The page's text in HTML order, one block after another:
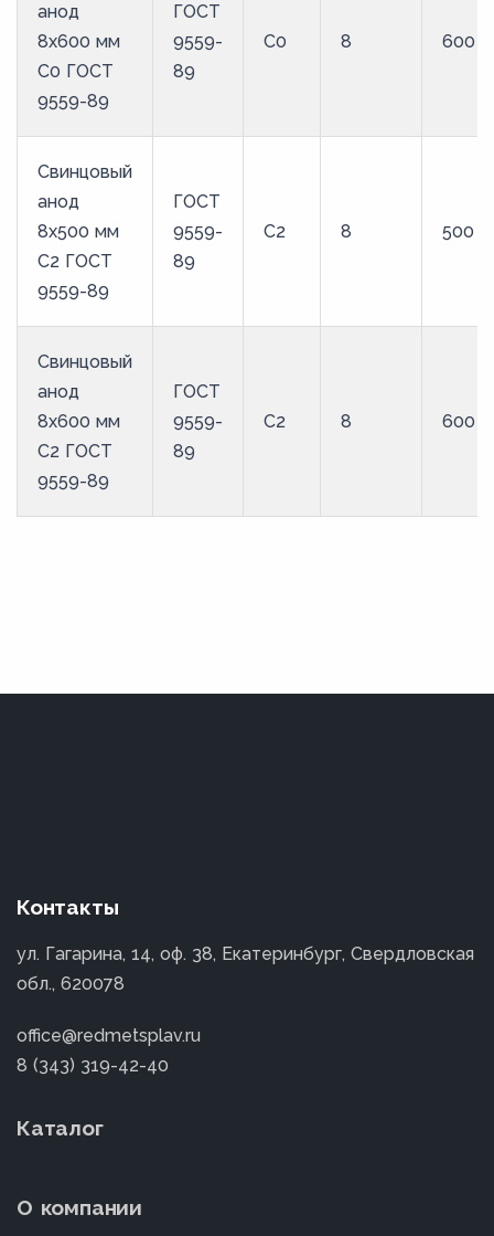
анод
8x600 мм
С0 ГОСТ
9559-89
ГОСТ
9559-
89
С0 8 600
Свинцовый
анод
8x500 мм
С2 ГОСТ
9559-89
ГОСТ
9559-
89
С2 8 500
Свинцовый
анод
8x600 мм
С2 ГОСТ
9559-89
ГОСТ
9559-
89
С2 8 600
Контакты
ул. Гагарина, 14, оф. 38, Екатеринбург, Свердловская
обл., 620078
office@redmetsplav.ru
8 (343) 319-42-40
Каталог
О компании